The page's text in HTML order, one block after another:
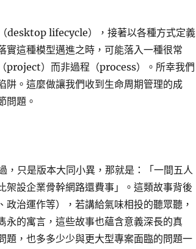
desktop lifecycle），接著以各種方式定義
實這種模型邁進之時，可能落入一種很常
project）而非過程（process）。所幸我們
阱。這麼做讓我們收到生命周期管理的成
問題。
，只是版本大同小異，那就是：「一間五人
設企業骨幹網路還費事」。這類故事背後
治運作等），若講給氣味相投的聽眾聽，
永的寓言，這些故事也蘊含意義深長的真
題，也多多少少與更大型專案面臨的問題一